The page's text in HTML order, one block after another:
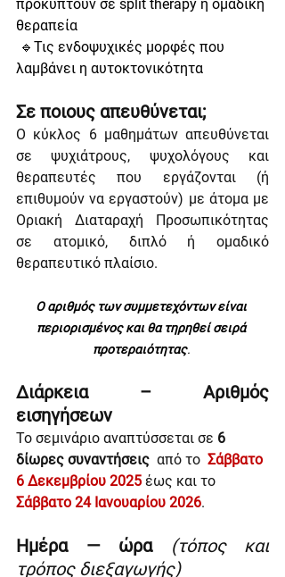
προκύπτουν σε split therapy ή ομαδική
θεραπεία
🔹Τις ενδοψυχικές μορφές που
λαμβάνει η αυτοκτονικότητα
Σε ποιους απευθύνεται;
Ο κύκλος 6 μαθημάτων απευθύνεται
σε ψυχιάτρους, ψυχολόγους και
θεραπευτές που εργάζονται (ή
επιθυμούν να εργαστούν) με άτομα με
Οριακή Διαταραχή Προσωπικότητας
σε ατομικό, διπλό ή ομαδικό
θεραπευτικό πλαίσιο.
Ο αριθμός των συμμετεχόντων είναι
περιορισμένος και θα τηρηθεί σειρά
προτεραιότητας.
Διάρκεια – Αριθμός
εισηγήσεων
Το σεμινάριο αναπτύσσεται σε 6
δίωρες συναντήσεις
  από το
Σάββατο
6 Δεκεμβρίου 2025 έως και το
Σάββατο 24 Ιανουαρίου 2026.
Ημέρα — ώρα
(τόπος και
τρόπος διεξαγωγής)